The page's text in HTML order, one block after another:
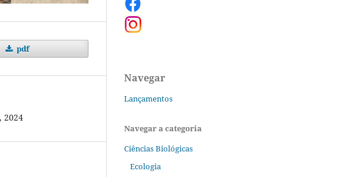
pdf
2024
Navegar
Lançamentos
Navegar a categoria
Ciências Biológicas
Ecologia